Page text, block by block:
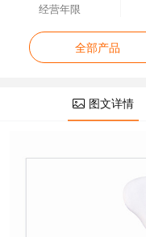
经营年限
全部产品
图文详情